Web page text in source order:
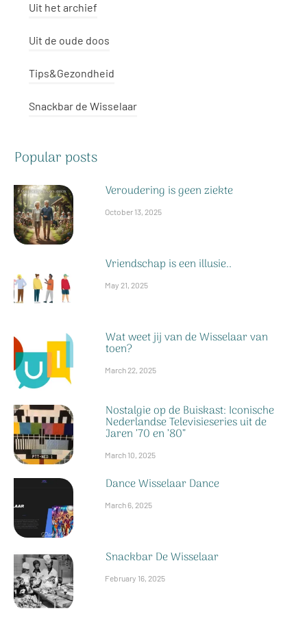
Uit het archief
Uit de oude doos
Tips&Gezondheid
Snackbar de Wisselaar
Popular posts
Veroudering is geen ziekte
October 13, 2025
Vriendschap is een illusie..
May 21, 2025
Wat weet jij van de Wisselaar van
toen?
March 22, 2025
Nostalgie op de Buiskast: Iconische
Nederlandse Televisieseries uit de
Jaren ’70 en ’80”
March 10, 2025
Dance Wisselaar Dance
March 6, 2025
Snackbar De Wisselaar
February 16, 2025